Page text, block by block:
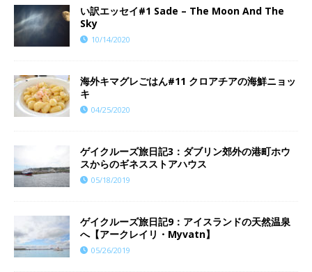
い訳エッセイ#1 Sade – The Moon And The
Sky
10/14/2020
海外キマグレごはん#11 クロアチアの海鮮ニョッ
キ
04/25/2020
ゲイクルーズ旅日記3：ダブリン郊外の港町ホウ
スからのギネスストアハウス
05/18/2019
ゲイクルーズ旅日記9：アイスランドの天然温泉
へ【アークレイリ・Myvatn】
05/26/2019